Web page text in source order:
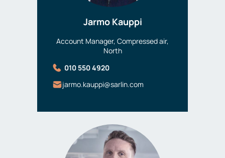
Jarmo Kauppi
Account Manager, Compressed air,
North
010 550 4920
jarmo.kauppi@sarlin.com